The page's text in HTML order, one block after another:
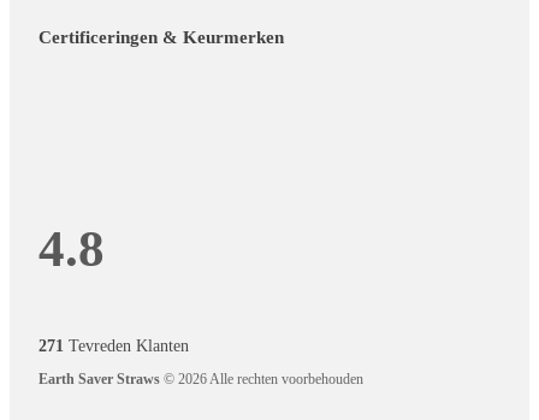
Certificeringen & Keurmerken
4.8
271 Tevreden Klanten
Earth Saver Straws © 2026 Alle rechten voorbehouden